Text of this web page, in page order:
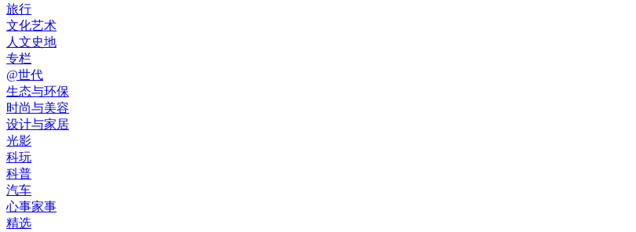
旅行
文化艺术
人文史地
专栏
@世代
生态与环保
时尚与美容
设计与家居
光影
科玩
科普
汽车
心事家事
精选